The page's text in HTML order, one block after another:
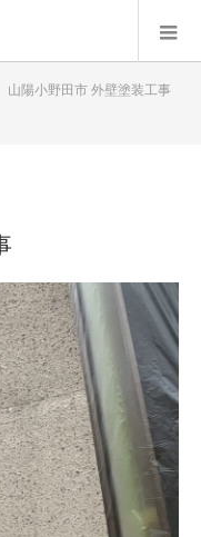
山陽小野田市 外壁塗装工事